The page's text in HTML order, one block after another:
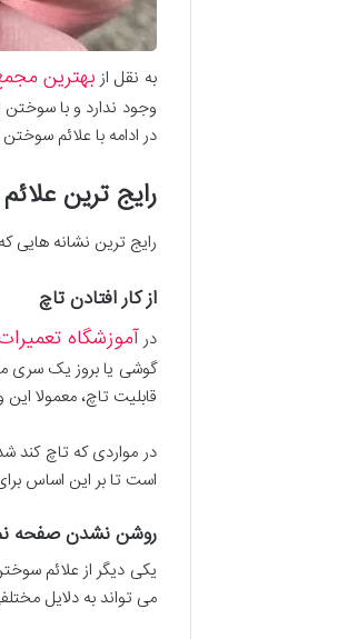
به نقل ازبهترین
وجود ندارد و با
در ادامه با علائم
رایج ترین
رایج ترین نشانه هایی
از کار افتادن تاچ
درآموزشگاه
گوشی یا بروز یک سری
قابلیت تاچ، معمولا
در مواردی که تاچ کند
است تا بر این اساس
روشن نشدن صفحه
یکی دیگر از علائم
می تواند به دلایل